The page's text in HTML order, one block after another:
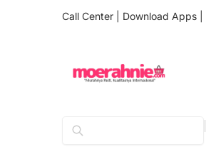
Call Center Download Apps